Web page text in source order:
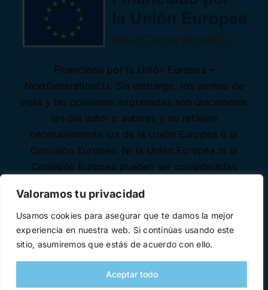
Valoramos tu privacidad
Usamos cookies para asegurar que te damos la mejor
experiencia en nuestra web. Si continúas usando este
sitio, asumiremos que estás de acuerdo con ello.
Aceptar todo
Financiado por la Unión Europea –
NextGenerationEU. Sin embargo, los puntos de
vista y las opiniones expresadas son únicamente
los del autor o autores y no reflejan
necesariamente los de la Unión Europea o la
Comisión Europea. Ni la Unión Europea ni la
Comisión Europea pueden ser consideradas
Desarrollado con ♥ porNecode Software